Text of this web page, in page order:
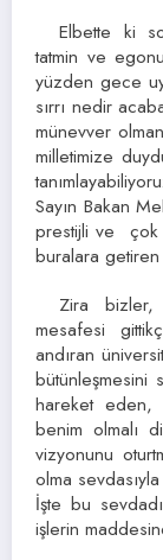
Elbette ki
tatmin ve
yüzden gece
sırrı nedir
münevver
milletimize
Sayın Bakan
prestijli ve çok
buralara
Zira bizler,
mesafesi
andıran
bütünleşmesini
hareket eden,
benim olmalı
vizyonunu
olma sevdasıyla
İşte bu
işlerin